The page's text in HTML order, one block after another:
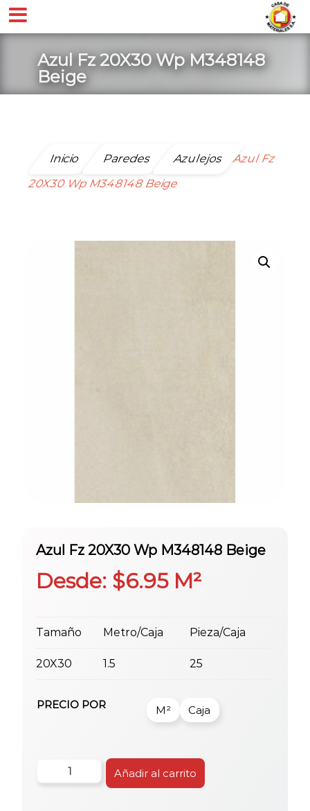
Azul Fz 20X30 Wp M348148
Beige
Inicio Paredes Azulejos
Azul Fz
20X30 Wp M348148 Beige
Azul Fz 20X30 Wp M348148 Beige
Desde: $6.95M²
Tamaño Metro/Caja Pieza/Caja
20X30 1.5 25
PRECIO POR M² Caja
Fz
Añadir al carrito